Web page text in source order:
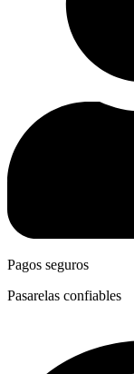
Pagos seguros
Pasarelas confiables